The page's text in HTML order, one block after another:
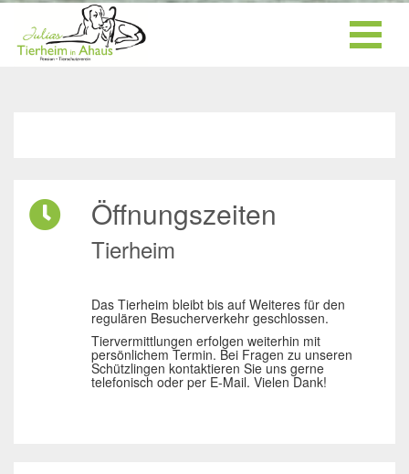
Öffnungszeiten
Tierheim
Das Tierheim bleibt bis auf Weiteres für den
regulären Besucherverkehr geschlossen.
Tiervermittlungen erfolgen weiterhin mit
persönlichem Termin. Bei Fragen zu unseren
Schützlingen kontaktieren Sie uns gerne
telefonisch oder per E-Mail. Vielen Dank!